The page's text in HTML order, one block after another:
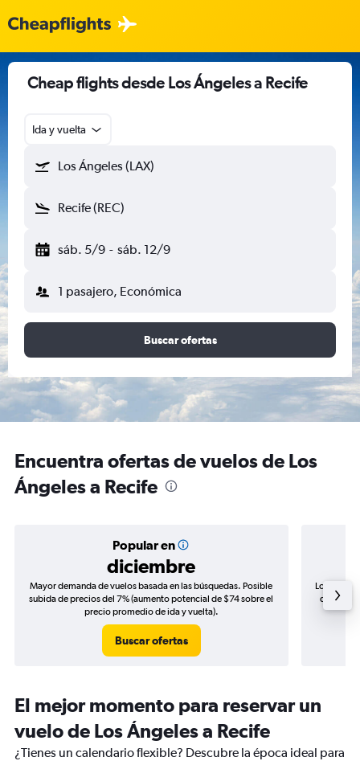
Cheap flights desde Los Ángeles a Recife
Ida y vuelta
Los Ángeles (LAX)
Recife (REC)
sáb. 5/9 - sáb. 12/9
1 pasajero, Económica
Buscar ofertas
Encuentra ofertas de vuelos de Los
Ángeles a Recife
Popular en
diciembre
Mayor demanda de vuelos basada en las búsquedas. Posible
subida de precios del 7% (aumento potencial de $74 sobre el
precio promedio de ida y vuelta).
Buscar ofertas
Los
de
El mejor momento para reservar un
vuelo de Los Ángeles a Recife
¿Tienes un calendario flexible? Descubre la época ideal para